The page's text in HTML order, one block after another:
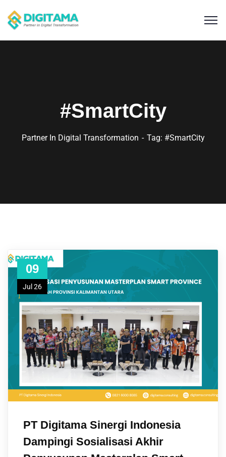
#SmartCity
Partner In Digital Transformation Tag: #SmartCity
09
Jul 26
PT Digitama Sinergi Indonesia
Dampingi Sosialisasi Akhir